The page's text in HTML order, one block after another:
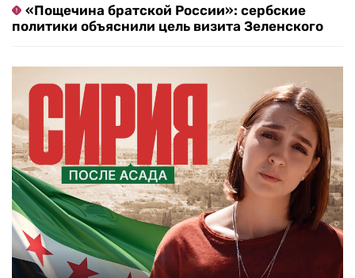
«Пощечина братской России»: сербские
политики объяснили цель визита Зеленского